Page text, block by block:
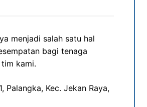
menjadi salah satu hal
bagi tenaga
kami.
Palangka, Kec. Jekan Raya,